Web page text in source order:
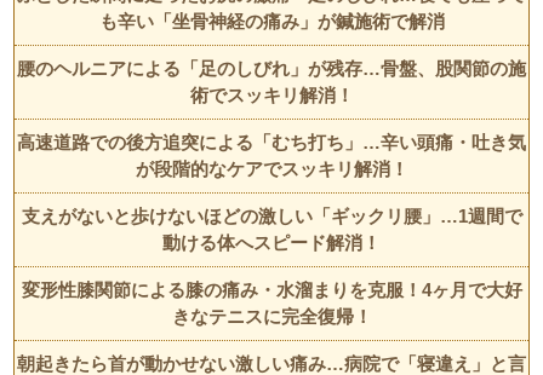
も辛い「坐骨神経の痛み」が鍼施術で解消
腰のヘルニアによる「足のしびれ」が残存…骨盤、股関節の施
術でスッキリ解消！
高速道路での後方追突による「むち打ち」…辛い頭痛・吐き気
が段階的なケアでスッキリ解消！
支えがないと歩けないほどの激しい「ギックリ腰」…1週間で
動ける体へスピード解消！
変形性膝関節による膝の痛み・水溜まりを克服！4ヶ月で大好
きなテニスに完全復帰！
朝起きたら首が動かせない激しい痛み…病院で「寝違え」と言